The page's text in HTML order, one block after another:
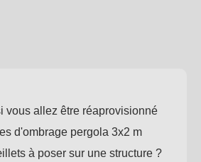
vous allez être réaprovisionné
d'ombrage pergola 3x2 m
à poser sur une structure ?